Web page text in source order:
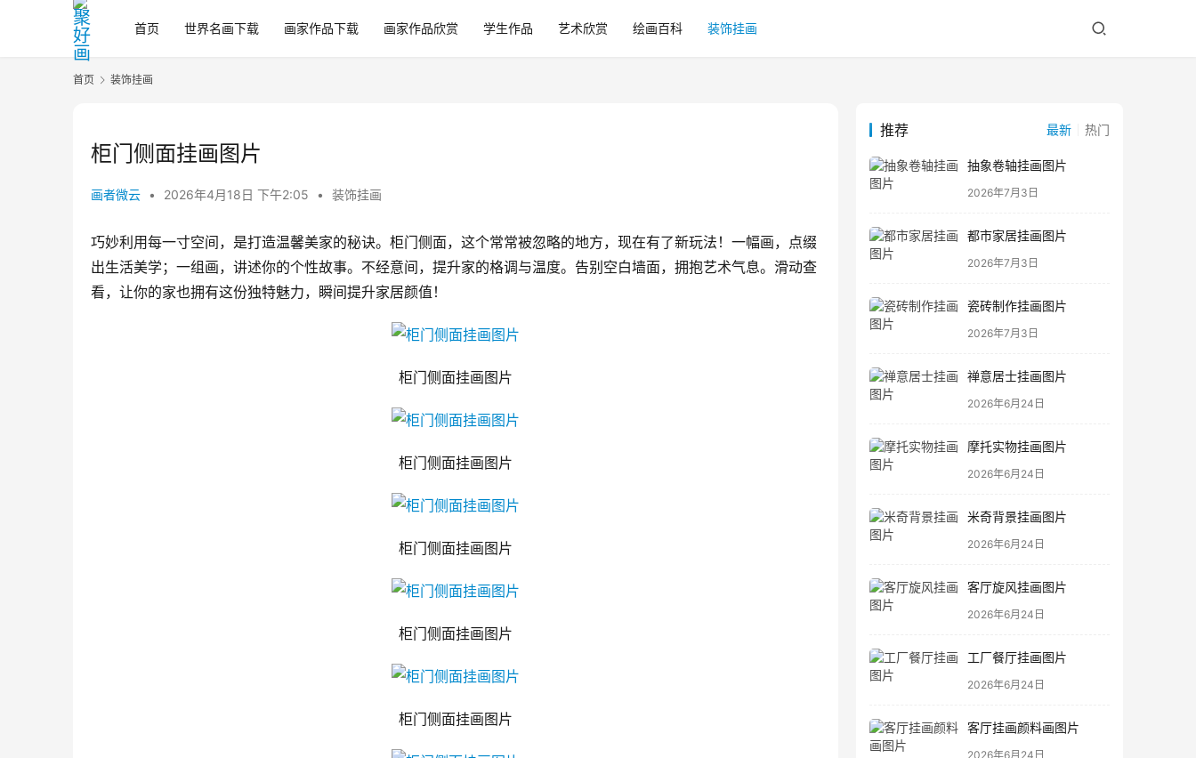
首页 世界名画下载 画家作品下载 画家作品欣赏 学生作品 艺术欣赏 绘画百科 装饰挂画
首页 装饰挂画
柜门侧面挂画图片
画者微云 • 2026年4月18日 下午2:05 • 装饰挂画
巧妙利用每一寸空间，是打造温馨美家的秘诀。柜门侧面，这个常常被忽略的地方，现在有了新玩法！一幅画，点缀
出生活美学；一组画，讲述你的个性故事。不经意间，提升家的格调与温度。告别空白墙面，拥抱艺术气息。滑动查
看，让你的家也拥有这份独特魅力，瞬间提升家居颜值！
柜门侧面挂画图片
柜门侧面挂画图片
柜门侧面挂画图片
柜门侧面挂画图片
柜门侧面挂画图片
推荐 最新 热门
抽象卷轴挂画图片
2026年7月3日
都市家居挂画图片
2026年7月3日
瓷砖制作挂画图片
2026年7月3日
禅意居士挂画图片
2026年6月24日
摩托实物挂画图片
2026年6月24日
米奇背景挂画图片
2026年6月24日
客厅旋风挂画图片
2026年6月24日
工厂餐厅挂画图片
2026年6月24日
客厅挂画颜料画图片
2026年6月24日